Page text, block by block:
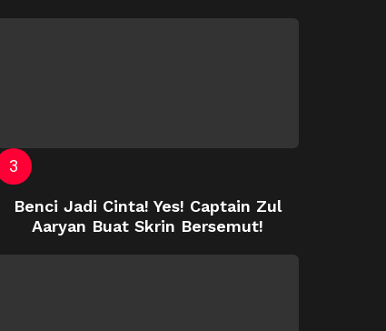
Benci Jadi Cinta! Yes! Captain Zul
Aaryan Buat Skrin Bersemut!